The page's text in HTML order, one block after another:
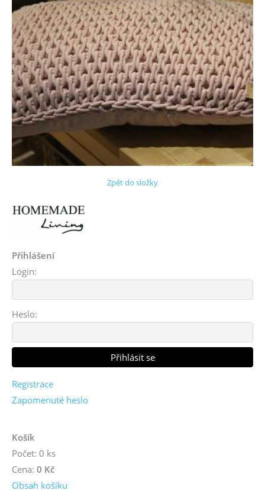
Zpět do složky
Přihlášení
Login:
Heslo:
Registrace
Zapomenuté heslo
Košík
Počet: 0 ks
Cena: 0 Kč
Obsah košíku